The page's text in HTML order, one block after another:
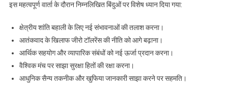
इस महत्वपूर्ण वार्ता के दौरान निम्नलिखित बिंदुओं पर विशेष ध्यान दिया गया:
क्षेत्रीय शांति बहाली के लिए नई संभावनाओं की तलाश करना।
आतंकवाद के खिलाफ जीरो टॉलरेंस की नीति को आगे बढ़ाना।
आर्थिक सहयोग और व्यापारिक संबंधों को नई ऊर्जा प्रदान करना।
वैश्विक मंच पर साझा सुरक्षा हितों की रक्षा करना।
आधुनिक सैन्य तकनीक और खुफिया जानकारी साझा करने पर सहमति।